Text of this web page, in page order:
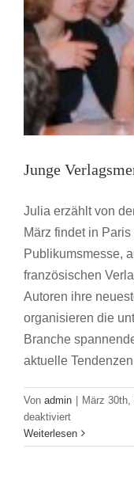
Junge
Julia erzählt von
März findet in
Publikumsmesse,
französischen
Autoren ihre
organisieren die
Branche
aktuelle
Von admin | März 30th,
deaktiviertfür
Junge
Weiterlesen